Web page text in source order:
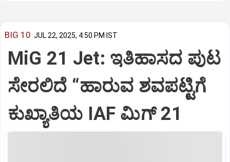
BIG 10 JUL 22, 2025, 4:50 PM IST
MiG 21 Jet: ಇತಿಹಾಸದ ಪುಟ
ಸೇರಲಿದೆ “ಹಾರುವ ಶವಪಟ್ಟಿಗೆ
ಕುಖ್ಯಾತಿಯ IAF ಮಿಗ್‌ 21